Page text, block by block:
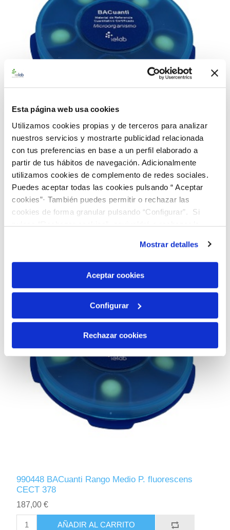
Esta página web usa cookies
Utilizamos cookies propias y de terceros para analizar
nuestros servicios y mostrarte publicidad relacionada
con tus preferencias en base a un perfil elaborado a
partir de tus hábitos de navegación. Adicionalmente
utilizamos cookies de complemento de redes sociales.
Puedes aceptar todas las cookies pulsando “ Aceptar
cookies”· También puedes permitir o rechazar las
cookies de forma granular pulsando “Configurar”. Si
pulsas “Rechazar cookies”, equivaldrá a rechazar la
son indispensables para que el sitio web funcione y que
por tanto no se pueden desactivar. Puedes consultar
más información en nuestraPolítica de Cookies
Mostrar detalles
Aceptar cookies
Configurar
Rechazar cookies
990403 BACuanti Rango Medio C. perfringens
CECT 376
187,00 €
AÑADIR AL CARRITO
990448 BACuanti Rango Medio P. fluorescens
CECT 378
187,00 €
AÑADIR AL CARRITO